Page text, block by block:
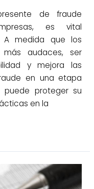
de fraude
es vital
A medida que los
más audaces, ser
y mejora las
en una etapa
proteger su
en la